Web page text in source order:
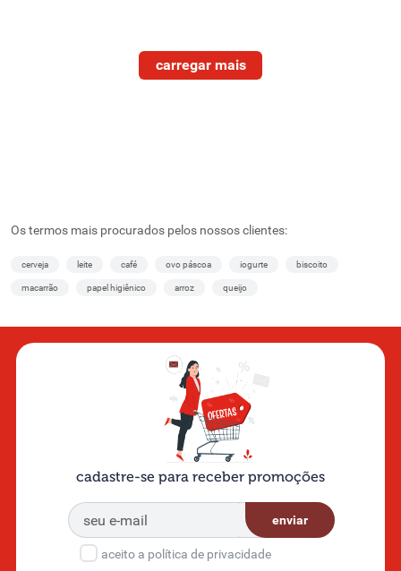
Os termos mais procurados pelos nossos clientes:
cerveja leite café ovo páscoa iogurte biscoito
macarrão papel higiênico arroz queijo
cadastre-se para receber promoções
enviar
aceito a política de privacidade